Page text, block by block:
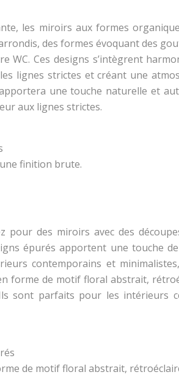
les miroirs aux formes
des formes évoquant des
Ces designs s’intègrent
lignes strictes et créant une
une touche naturelle et
aux lignes strictes.
finition brute.
des miroirs avec des
épurés apportent une touche
contemporains et
forme de motif floral abstrait,
sont parfaits pour les intérieurs
de motif floral abstrait,